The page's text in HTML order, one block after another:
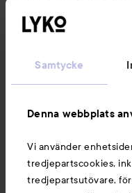
Samtycke
Denna webbplats
Vi använder
tredjepartscookies,
tredjepartsutövare,
Kundservice
Du kanske också